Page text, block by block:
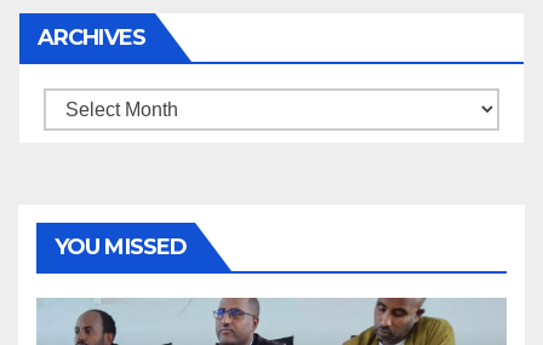
ARCHIVES
Archives
YOU MISSED